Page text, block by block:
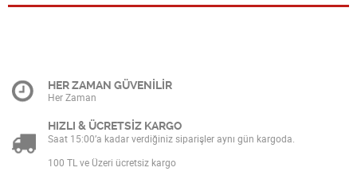
HER ZAMAN GÜVENİLİR
Her Zaman
HIZLI & ÜCRETSİZ KARGO
Saat 15:00’a kadar verdiğiniz siparişler aynı gün kargoda.
100 TL ve Üzeri ücretsiz kargo